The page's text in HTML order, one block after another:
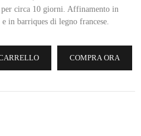
per circa 10 giorni. Affinamento in
in barriques di legno francese.
COMPRA ORA